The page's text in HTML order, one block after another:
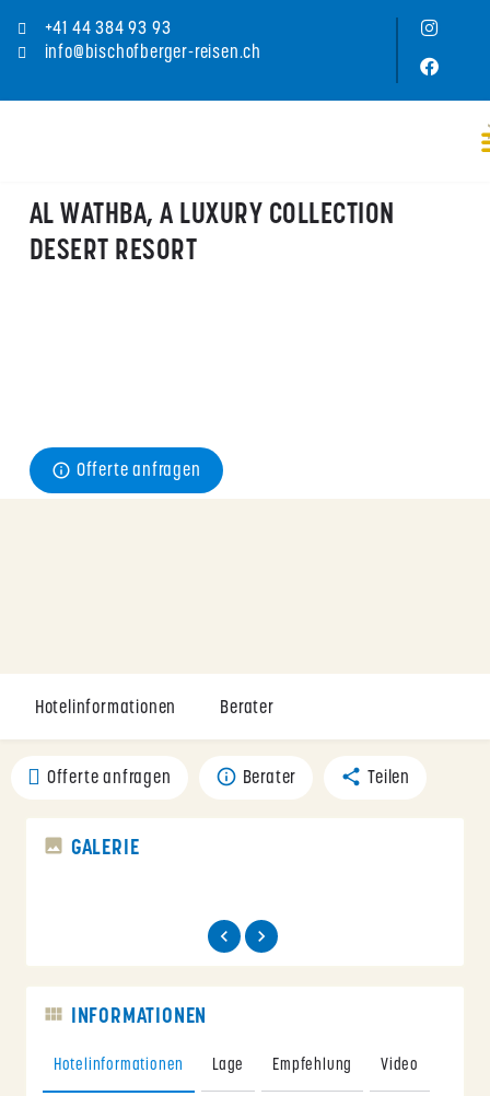
+41 44 384 93 93
info@bischofberger-reisen.ch
AL WATHBA, A LUXURY COLLECTION
DESERT RESORT
Offerte anfragen
Hotelinformationen Berater
Offerte anfragen Berater Teilen
GALERIE
INFORMATIONEN
Hotelinformationen Lage Empfehlung Video